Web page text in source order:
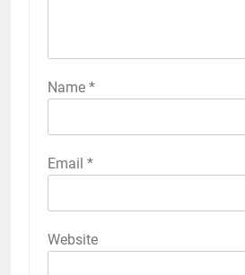
Name *
Email *
Website